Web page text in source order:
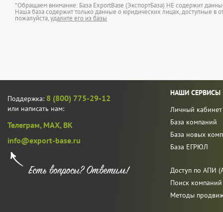
*Обращаем внимание: База ExportBase (ЭкспортБаза) НЕ содержит
Наша база содержит только данные о юридических лицах, доступные в
пожалуйста,удалите его из базы
Поддержка: 8 (800) 775-29-12
или написать нам:
Телеграм, MAX, ВК
info@export-base.ru
НАШИ СЕРВИСЫ
Личный кабинет
База компаний
База новых
База ЕГРЮЛ
Доступ по АПИ
Поиск
Методы